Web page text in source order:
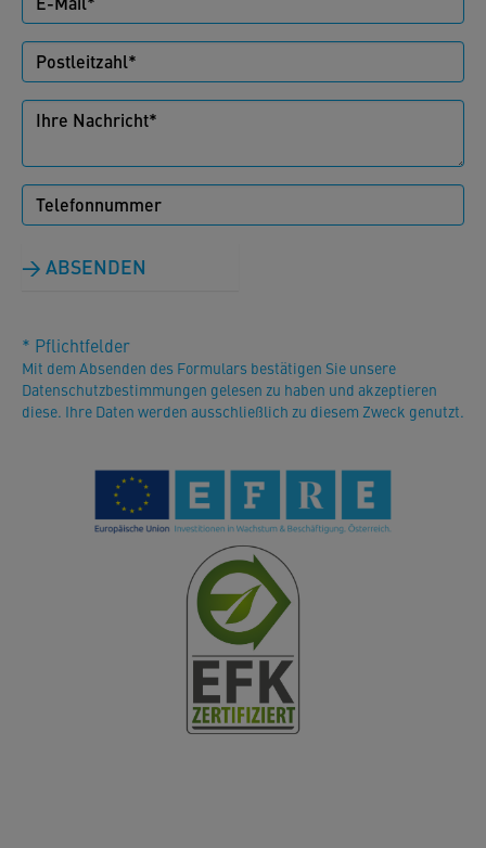
ABSENDEN
* Pflichtfelder
Mit dem Absenden des Formulars bestätigen Sie unsere
Datenschutzbestimmungen gelesen zu haben und akzeptieren
diese. Ihre Daten werden ausschließlich zu diesem Zweck genutzt.